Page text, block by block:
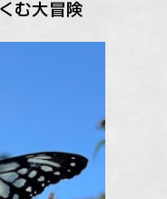
む大冒険